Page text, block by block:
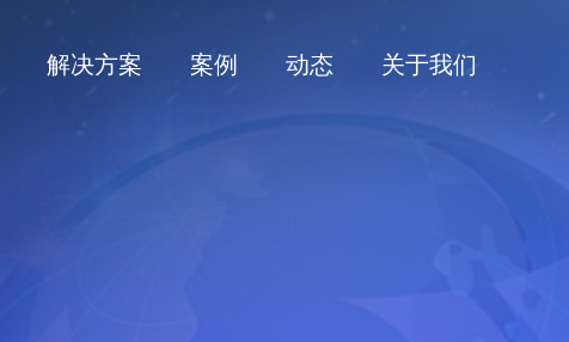
解决方案 案例 动态 关于我们